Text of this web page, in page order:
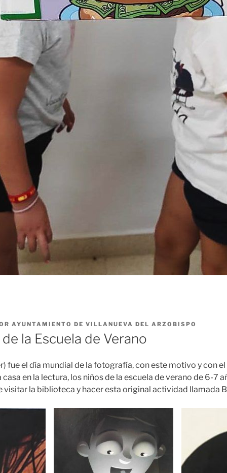
AYUNTAMIENTO DE VILLANUEVA DEL ARZOBISPO
la Escuela de Verano
fue el día mundial de la fotografía, con este motivo y con
casa en la lectura, los niños de la escuela de verano de 6-7
visitar la biblioteca y hacer esta original actividad llamada